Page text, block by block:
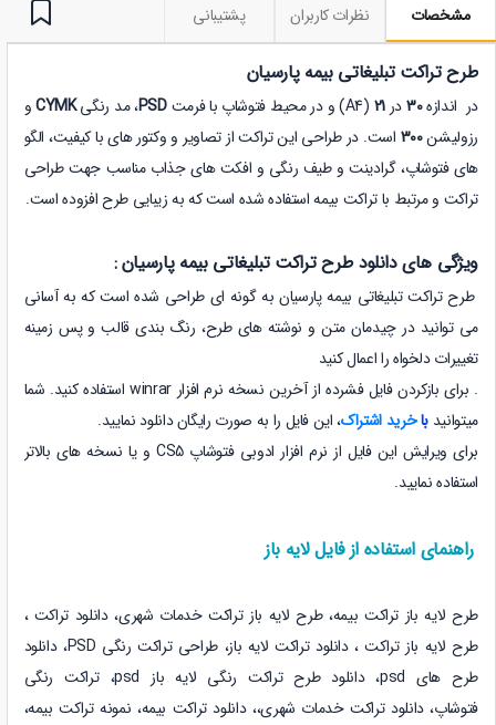
مشخصات نظرات کاربران پشتیبانی
طرح تراکت تبلیغاتی بیمه پارسیان
در اندازه30در21 (A4) و در محیط فتوشاپ با فرمتPSD، مد رنگیCYMKو
رزولیشن300 است.در طراحی این تراکت از تصاویر و وکتور های با کیفیت، الگو
های فتوشاپ، گرادینت و طیف رنگی و افکت های جذاب مناسب جهت طراحی
تراکت و مرتبط با تراکت بیمه استفاده شده است که به زیبایی طرح افزوده است.
ویژگی های دانلود طرح تراکت تبلیغاتی بیمه پارسیان :
طرح تراکت تبلیغاتی بیمه پارسیان به گونه ای طراحی شده است که به آسانی
می توانید در چیدمان متن و نوشته های طرح، رنگ بندی قالب و پس زمینه
تغییرات دلخواه را اعمال کنید
. برای بازکردن فایل فشرده از آخرین نسخه نرم افزار winrar استفاده کنید. شما
میتوانید باخرید اشتراک، این فایل را به صورت رایگان دانلود نمایید.
برای ویرایش این فایل
از نرم افزار ادوبی فتوشاپ CS5 و یا نسخه های بالاتر
استفاده نمایید.
راهنمای استفاده از فایل لایه باز
طرح لایه باز تراکت بیمه، طرح لایه باز تراکت خدمات شهری، دانلود تراکت ،
طرح لایه باز تراکت ، دانلود تراکت لایه باز،
طراحی تراکت رنگی PSD، دانلود
طرح های psd، دانلود طرح تراکت رنگی لایه باز psd، تراکت رنگی
فتوشاپ،دانلود تراکت خدمات شهری،،دانلود تراکت بیمه، نمونهتراکت بیمه،